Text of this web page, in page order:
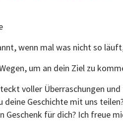
wenn mal was nicht so
um an dein Ziel zu
voller Überraschungen
deine Geschichte mit uns
Geschenk für dich? Ich freue